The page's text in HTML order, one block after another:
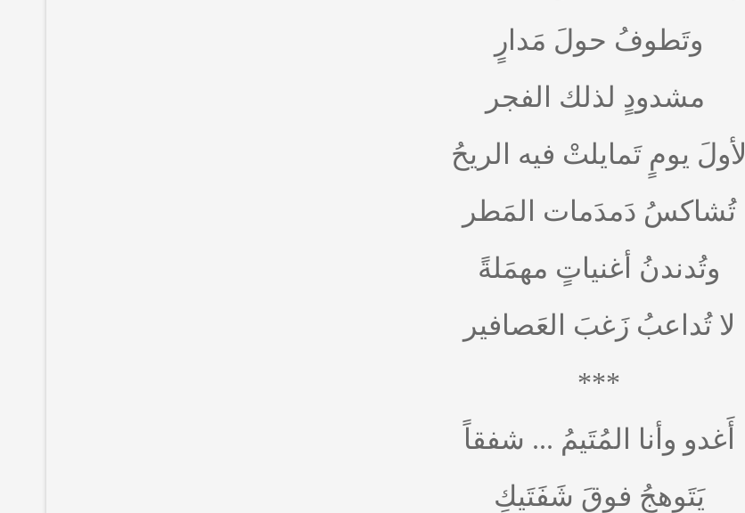
وتَطوفُ حولَ مَدارٍ
مشدودٍ لذلك الفجر
لأولَ يومٍ تَمايلتْ فيه الريحُ
تُشاكسُ دَمدَمات المَطر
وتُدندنُ أغنياتٍ مهمَلةً
لا تُداعبُ زَغبَ العَصافير
***
أَغدو وأنا المُتَيمُ ... شفقاً
يَتَوهجُ فوقَ شَفَتَيكِ